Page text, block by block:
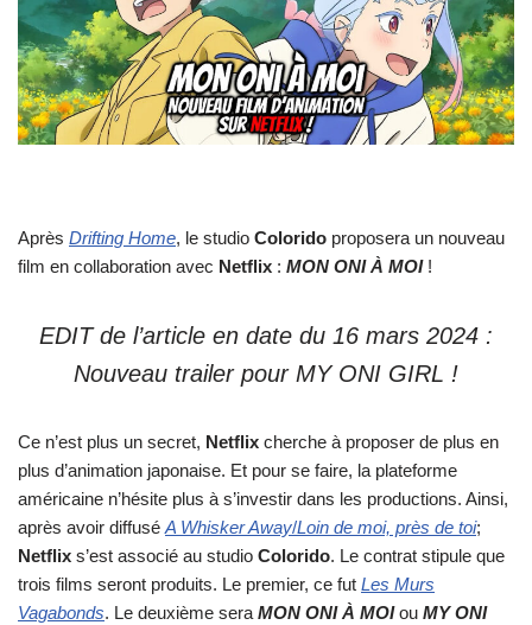
Après Drifting Home, le studio Colorido proposera un nouveau
film en collaboration avec Netflix : MON ONI À MOI!
EDIT de l’article en date du 16 mars 2024 :
Nouveau trailer pour MY ONI GIRL !
Ce n’est plus un secret, Netflix cherche à proposer de plus en
plus d’animation japonaise. Et pour se faire, la plateforme
américaine n’hésite plus à s’investir dans les productions. Ainsi,
après avoir diffuséA Whisker Away/Loin de moi, près de toi;
Netflix s’est associé au studio Colorido. Le contrat stipule que
trois films seront produits. Le premier, ce fut Les Murs
Vagabonds. Le deuxième seraMON ONI À MOIou MY ONI